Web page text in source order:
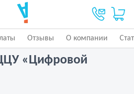
Отзывы О компании
«Цифровой